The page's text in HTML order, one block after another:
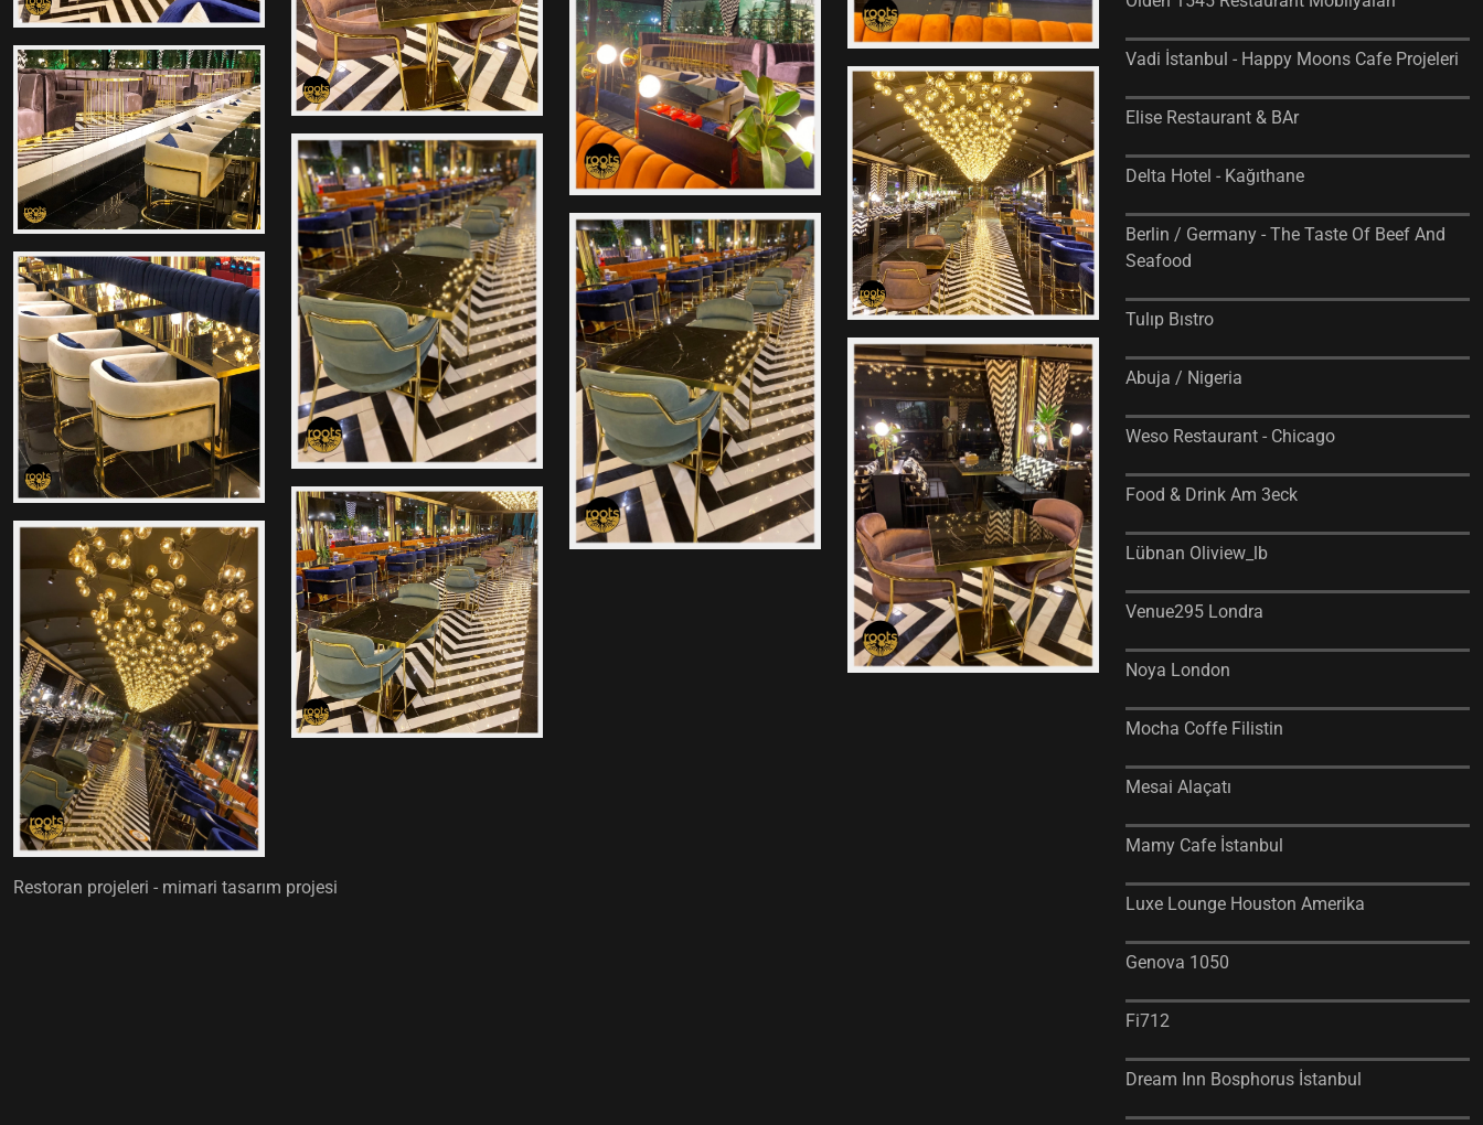
Restoran projeleri - mimari tasarım projesi
Vadi İstanbul - Happy Moons Cafe Projeleri
Elise Restaurant & BAr
Delta Hotel - Kağıthane
Berlin / Germany - The Taste Of Beef And
Seafood
Tulıp Bıstro
Abuja / Nigeria
Weso Restaurant - Chicago
Food & Drink Am 3eck
Lübnan Oliview_lb
Venue295 Londra
Noya London
Mocha Coffe Filistin
Mesai Alaçatı
Mamy Cafe İstanbul
Luxe Lounge Houston Amerika
Genova 1050
Fi712
Dream Inn Bosphorus İstanbul